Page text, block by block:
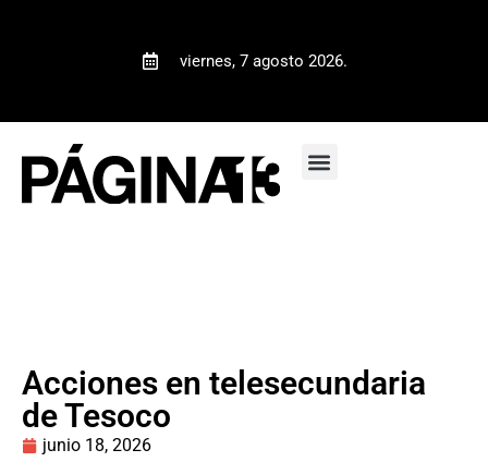
viernes, 7 agosto 2026.
Acciones en telesecundaria
de Tesoco
junio 18, 2026